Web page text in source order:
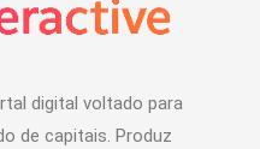
digital voltado para
de capitais. Produz